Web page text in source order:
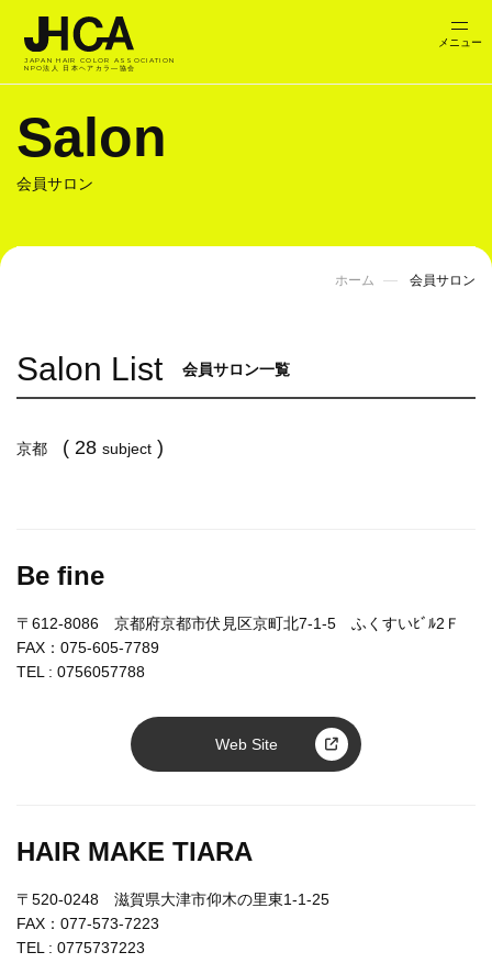
JAPAN HAIR COLOR ASSOCIATION
NPO法人 日本ヘアカラ―協会
Salon
会員サロン
ホーム 会員サロン
Salon List 会員サロン一覧
京都 ( 28 subject )
Be fine
〒612-8086 京都府京都市伏見区京町北7-1-5 ふくすいﾋﾞﾙ2Ｆ
FAX：075-605-7789
TEL : 0756057788
Web Site
HAIR MAKE TIARA
〒520-0248 滋賀県大津市仰木の里東1-1-25
FAX：077-573-7223
TEL : 0775737223